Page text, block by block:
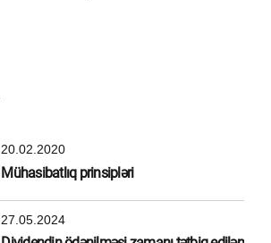
20.02.2020
Mühasibatlıq prinsipləri
27.05.2024